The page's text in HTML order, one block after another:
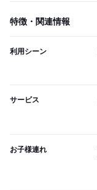
特徴・関連情報
利用シーン
サービス
お子様連れ